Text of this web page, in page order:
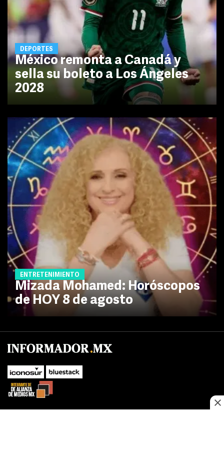
DEPORTES
México remonta a Canadá y
sella su boleto a Los Ángeles
2028
ENTRETENIMIENTO
Mizada Mohamed: Horóscopos
de HOY 8 de agosto